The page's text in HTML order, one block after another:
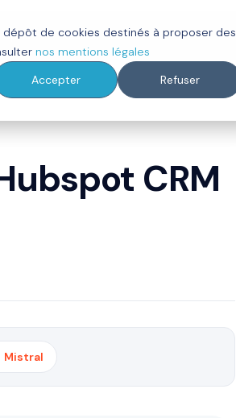
dépôt de cookies destinés à proposer des
nos mentions légales
Accepter Refuser
Ressources
CRM
Mistral